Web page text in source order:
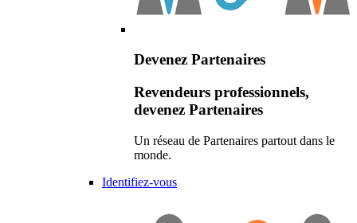
Devenez Partenaires
Revendeurs professionnels,
devenez Partenaires
Un réseau de Partenaires partout dans le
monde.
Identifiez-vous